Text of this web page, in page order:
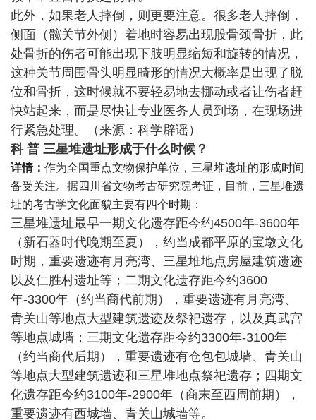
此外，如果老人摔倒，则更要注意。很多老人摔倒，
侧面（髋关节外侧）着地时容易出现股骨颈骨折，此
处骨折的伤者可能出现下肢明显缩短和旋转的情况，
这种关节周围骨头明显畸形的情况大概率是出现了脱
位和骨折，这时候就不要轻易地去挪动或者让伤者赶
快站起来，而是尽快让专业医务人员到场，在现场进
行紧急处理。（来源：科学辟谣）
科 普 三星堆遗址形成于什么时候？
详情： 作为全国重点文物保护单位，三星堆遗址的形成时间
备受关注。据四川省文物考古研究院考证，目前，三星堆遗
址的考古学文化面貌主要有四个时期：
三星堆遗址最早一期文化遗存距今约4500年-3600年
（新石器时代晚期至夏），约当成都平原的宝墩文化
时期，重要遗迹有月亮湾、三星堆地点房屋建筑遗迹
以及仁胜村遗址等；二期文化遗存距今约3600
年-3300年（约当商代前期），重要遗迹有月亮湾、
青关山等地点大型建筑遗迹及祭祀遗存，以及真武宫
等地点城墙；三期文化遗存距今约3300年-3100年
（约当商代后期），重要遗迹有仓包包城墙、青关山
等地点大型建筑遗迹和三星堆地点祭祀遗存；四期文
化遗存距今约3100年-2900年（商末至西周前期），
重要遗迹有西城墙、青关山城墙等。